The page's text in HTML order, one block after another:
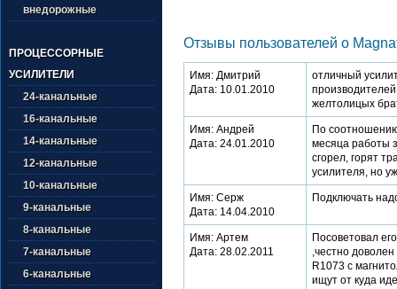
внедорожные
ПРОЦЕССОРНЫЕ
УСИЛИТЕЛИ
24-канальные
16-канальные
14-канальные
12-канальные
10-канальные
9-канальные
8-канальные
7-канальные
6-канальные
Отзывы пользователей о
Имя: Дмитрий
Дата: 10.01.2010
отличный
желтолицых
Имя: Андрей
Дата: 24.01.2010
По
месяца работы
сгорел, горят
усилителя, но
Имя: Серж
Дата: 14.04.2010
Подключать
Имя: Артем
Дата: 28.02.2011
Посоветовал
,честно
R1073 с
ищут от куда